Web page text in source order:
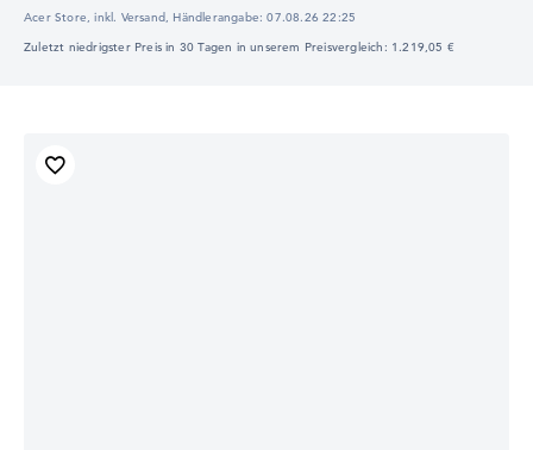
Acer Store, inkl. Versand, Händlerangabe:07.08.26 22:25
Zuletzt niedrigster Preis in 30 Tagen in unserem Preisvergleich: 1.219,05 €